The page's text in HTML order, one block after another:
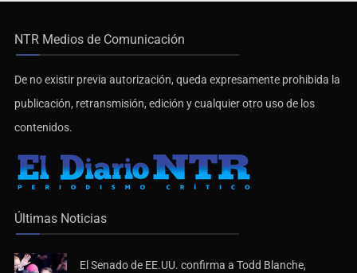
NTR Medios de Comunicación
De no existir previa autorización, queda expresamente prohibida la
publicación, retransmisión, edición y cualquier otro uso de los
contenidos.
Últimas Noticias
El Senado de EE.UU. confirma a Todd Blanche,